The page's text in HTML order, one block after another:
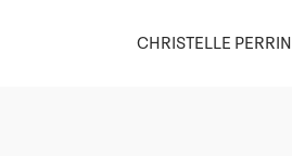
CHRISTELLE PERRIN